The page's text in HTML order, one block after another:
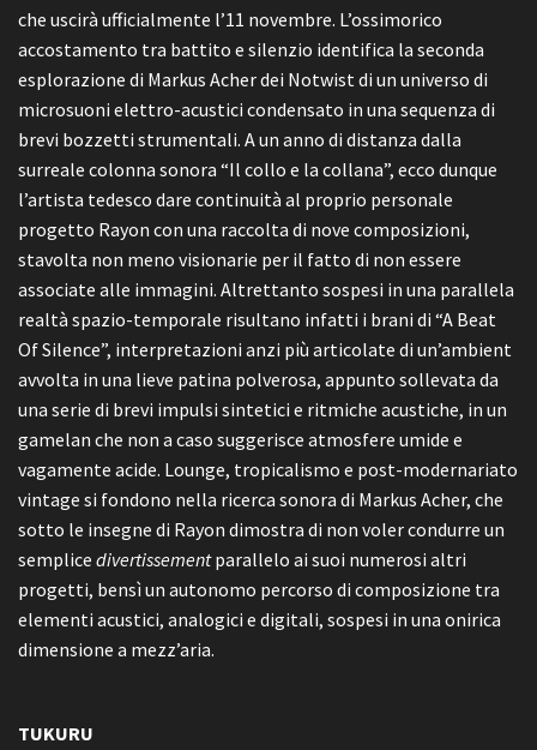
che uscirà ufficialmente l’11 novembre. L’ossimorico
accostamento tra battito e silenzio identifica la seconda
esplorazione di Markus Acher dei Notwist di un universo di
microsuoni elettro-acustici condensato in una sequenza di
brevi bozzetti strumentali. A un anno di distanza dalla
surreale colonna sonora “Il collo e la collana”, ecco dunque
l’artista tedesco dare continuità al proprio personale
progetto Rayon con una raccolta di nove composizioni,
stavolta non meno visionarie per il fatto di non essere
associate alle immagini. Altrettanto sospesi in una parallela
realtà spazio-temporale risultano infatti i brani di “A Beat
Of Silence”, interpretazioni anzi più articolate di un’ambient
avvolta in una lieve patina polverosa, appunto sollevata da
una serie di brevi impulsi sintetici e ritmiche acustiche, in un
gamelan che non a caso suggerisce atmosfere umide e
vagamente acide. Lounge, tropicalismo e post-modernariato
vintage si fondono nella ricerca sonora di Markus Acher, che
sotto le insegne di Rayon dimostra di non voler condurre un
semplice divertissementparallelo ai suoi numerosi altri
progetti, bensì un autonomo percorso di composizione tra
elementi acustici, analogici e digitali, sospesi in una onirica
dimensione a mezz’aria.
TUKURU